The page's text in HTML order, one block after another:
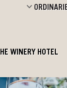
WINERY HOTEL